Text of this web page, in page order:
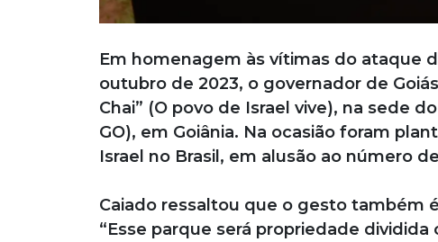
Em homenagem às vítimas do ataque
outubro de 2023, o governador de
Chai” (O povo de Israel vive), na sede
GO), em Goiânia. Na ocasião foram
Israel no Brasil, em alusão ao número
Caiado ressaltou que o gesto também
“Esse parque será propriedade